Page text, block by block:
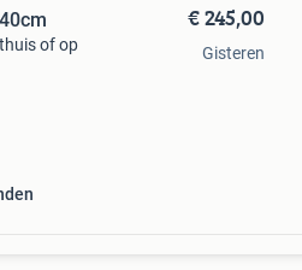
of op
€ 245,00
Gisteren